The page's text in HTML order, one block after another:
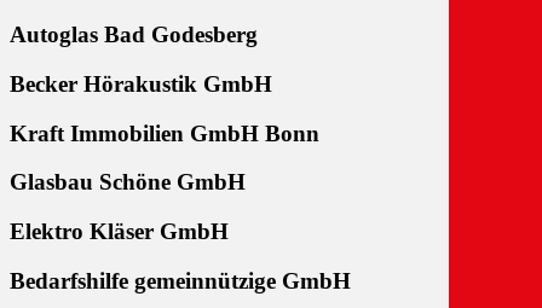
Autoglas Bad Godesberg
Becker Hörakustik GmbH
Kraft Immobilien GmbH Bonn
Glasbau Schöne GmbH
Elektro Kläser GmbH
Bedarfshilfe gemeinnützige GmbH